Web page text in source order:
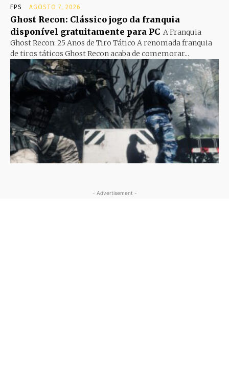
FPS AGOSTO 7, 2026
Ghost Recon: Clássico jogo da franquia
disponível gratuitamente para PC A Franquia
Ghost Recon: 25 Anos de Tiro Tático A renomada franquia
de tiros táticos Ghost Recon acaba de comemorar...
- Advertisement -